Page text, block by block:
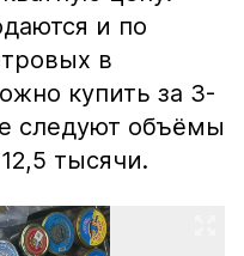
и по
в
купить за 3-
следуют объёмы
тысячи.